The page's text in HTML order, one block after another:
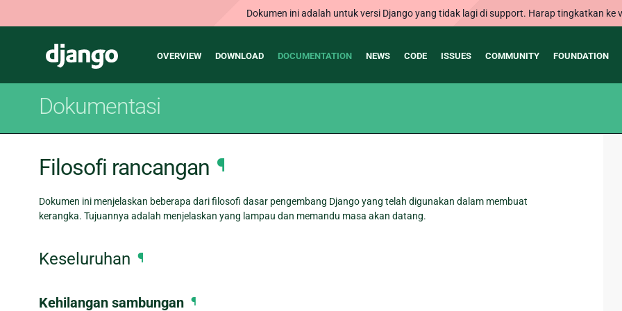
Dokumen ini adalah untuk versi Django yang tidak lagi di support. Harap tingkatkan ke
Django
Main
OVERVIEW DOWNLOAD DOCUMENTATION NEWS CODE ISSUES COMMUNITY FOUNDATION
Dokumentasi
Filosofi rancangan ¶
Dokumen ini menjelaskan beberapa dari filosofi dasar pengembang Django yang telah digunakan dalam membuat
kerangka. Tujuannya adalah menjelaskan yang lampau dan memandu masa akan datang.
Keseluruhan ¶
Kehilangan sambungan ¶